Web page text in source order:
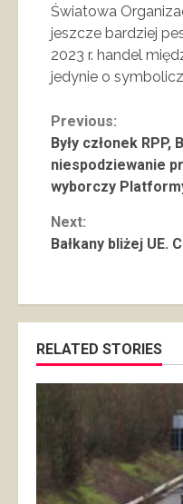
Światowa
jeszcze bardziej
2023 r. handel
jedynie o
Continue
Reading
Previous:
Były członek
niespodziewanie
wyborczy
Next:
Bałkany bliżej UE.
RELATED STORIES